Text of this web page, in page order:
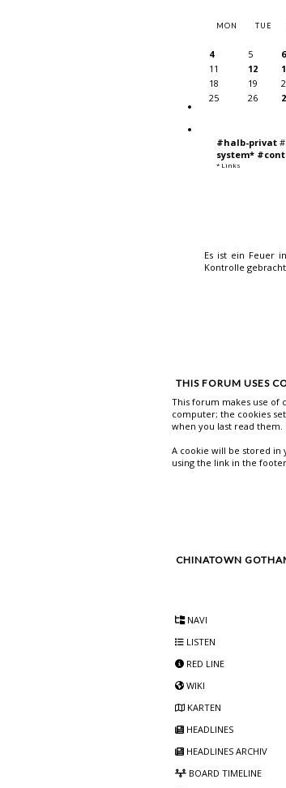
MON TUE
4
5 6
11
12
18
19
25
26
#halb-privat
system*
* Links
Es ist ein Feuer
Kontrolle
THIS FORUM USES
This forum makes use of
computer; the cookies
when you last read
A cookie will be stored in
using the link in the
CHINATOWN
NAVI
LISTEN
RED LINE
WIKI
KARTEN
HEADLINES
HEADLINES ARCHIV
BOARD TIMELINE